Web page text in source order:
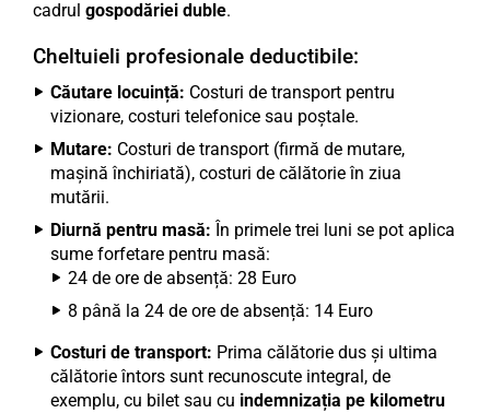
cadrul gospodăriei duble.
Cheltuieli profesionale deductibile:
Căutare locuință: Costuri de transport pentru
vizionare, costuri telefonice sau poștale.
Mutare: Costuri de transport (firmă de mutare,
mașină închiriată), costuri de călătorie în ziua
mutării.
Diurnă pentru masă: În primele trei luni se pot aplica
sume forfetare pentru masă:
24 de ore de absență: 28 Euro
8 până la 24 de ore de absență: 14 Euro
Costuri de transport: Prima călătorie dus și ultima
călătorie întors sunt recunoscute integral, de
exemplu, cu bilet sau cu indemnizația pe kilometru